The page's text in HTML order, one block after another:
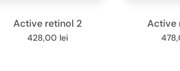
Active retinol 2
428,00 lei
Active